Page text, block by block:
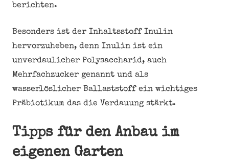
berichten.
Besonders ist der Inhaltsstoff Inulin
hervorzuheben, denn Inulin ist ein
unverdaulicher Polysaccharid, auch
Mehrfachzucker genannt und als
wasserlöslicher Ballaststoff ein wichtiges
Präbiotikum das die Verdauung stärkt.
Tipps für den Anbau im
eigenen Garten